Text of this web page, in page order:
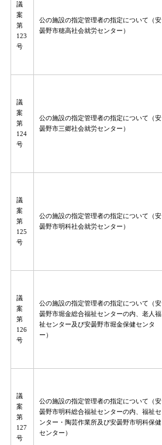
議
案
第
123
号
公の施設の指定管理者の指定について（安
曇野市穂高社会就労センター）
議
案
第
124
号
公の施設の指定管理者の指定について（安
曇野市三郷社会就労センター）
議
案
第
125
号
公の施設の指定管理者の指定について（安
曇野市明科社会就労センター）
議
案
第
126
号
公の施設の指定管理者の指定について（安
曇野市堀金総合福祉センターの内、老人福
祉センター及び安曇野市堀金保健センタ
ー）
議
案
第
127
号
公の施設の指定管理者の指定について（安
曇野市明科総合福祉センターの内、福祉セ
ンター・陶芸作業所及び安曇野市明科保健
センター）